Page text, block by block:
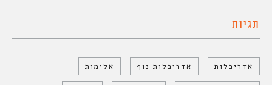
תגיות
אדריכלות אדריכלות נוף אלימות